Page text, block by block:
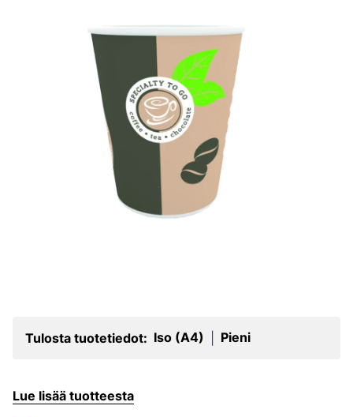
Tulosta tuotetiedot: Iso (A4) Pieni
Lue lisää tuotteesta